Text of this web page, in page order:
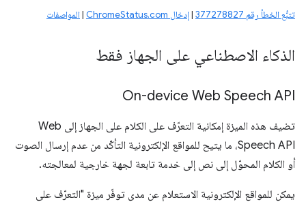
تتبُّع الخطأ رقم 377278827 |إدخال ChromeStatus.com |المواصفات
الذكاء الاصطناعي على الجهاز فقط
On-device Web Speech API
تضيف هذه الميزة إمكانية التعرّف على الكلام على الجهاز إلى Web
Speech API، ما يتيح للمواقع الإلكترونية التأكّد من عدم إرسال الصوت
أو الكلام المحوّل إلى نص إلى خدمة تابعة لجهة خارجية لمعالجته.
يمكن للمواقع الإلكترونية الاستعلام عن مدى توفّر ميزة "التعرّف على